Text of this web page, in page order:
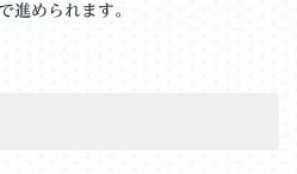
進められます。